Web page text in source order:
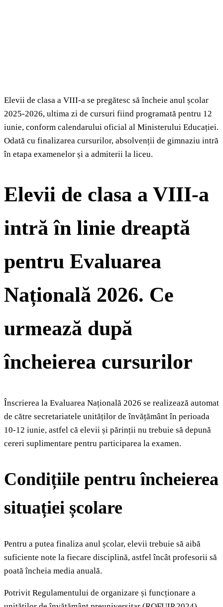
Elevii de clasa a VIII-a se pregătesc să încheie anul școlar
2025-2026, ultima zi de cursuri fiind programată pentru 12
iunie, conform calendarului oficial al Ministerului Educației.
Odată cu finalizarea cursurilor, absolvenții de gimnaziu intră
în etapa examenelor și a admiterii la liceu.
Elevii de clasa a VIII-a
intră în linie dreaptă
pentru Evaluarea
Națională 2026. Ce
urmează după
încheierea cursurilor
Înscrierea la Evaluarea Națională 2026 se realizează automat
de către secretariatele unităților de învățământ în perioada
10-12 iunie, astfel că elevii și părinții nu trebuie să depună
cereri suplimentare pentru participarea la examen.
Condițiile pentru încheierea
situației școlare
Pentru a putea finaliza anul școlar, elevii trebuie să aibă
suficiente note la fiecare disciplină, astfel încât profesorii să
poată încheia media anuală.
Potrivit Regulamentului de organizare și funcționare a